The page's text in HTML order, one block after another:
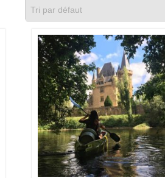
Tri par défaut